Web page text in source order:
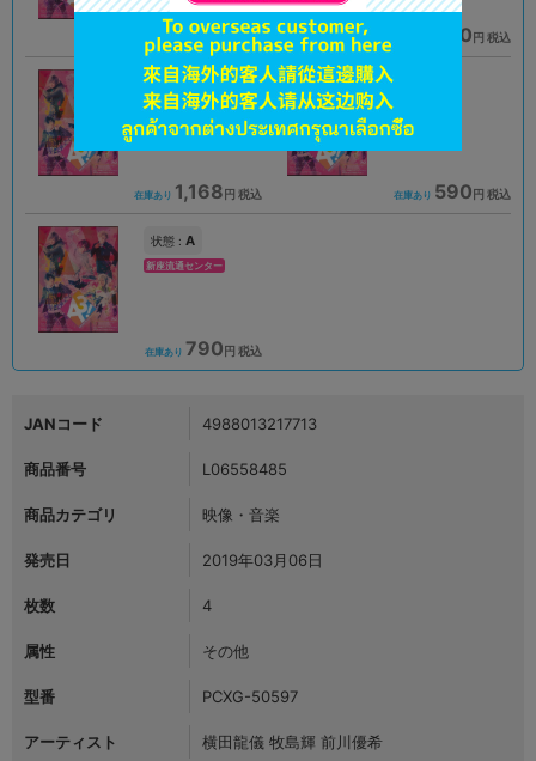
在庫あり 590円 税込 580円 税込
状態 :A
宇都宮店
在庫あり 1,168円 税込 在庫あり 590円 税込
状態 : A
新座流通センター
在庫あり 790円 税込
JANコード 4988013217713
商品番号 L06558485
商品カテゴリ 映像・音楽
発売日 2019年03月06日
枚数 4
属性 その他
型番 PCXG-50597
アーティスト 横田龍儀 牧島輝 前川優希